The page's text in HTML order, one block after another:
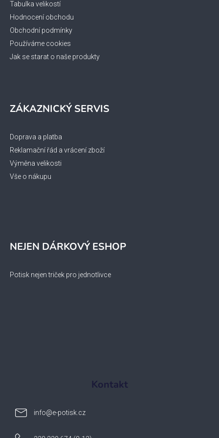
Tabulka velikostí
Hodnocení obchodu
Obchodní podmínky
Používáme cookies
Jak se starat o naše produkty
ZÁKAZNICKÝ SERVIS
Doprava a platba
Reklamační řád a vrácení zboží
Výměna velikosti
Vše o nákupu
NEJEN DÁRKOVÝ ESHOP
Potisk nejen triček pro jednotlivce
Kontakt
info@e-potisk.cz